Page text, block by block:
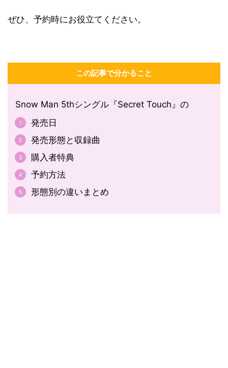
ぜひ、予約時にお役立てください。
この記事で分かること
Snow Man 5thシングル『Secret Touch』の
発売日
発売形態と収録曲
購入者特典
予約方法
形態別の違いまとめ